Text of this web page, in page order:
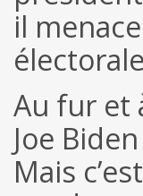
il
Au fur et
Joe
Mais